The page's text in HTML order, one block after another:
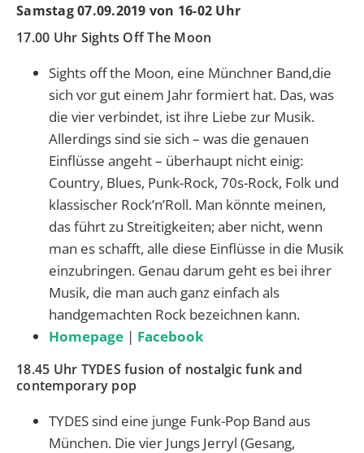
Samstag 07.09.2019 von 16-02 Uhr
17.00 Uhr Sights Off The Moon
Sights off the Moon, eine Münchner Band,die
sich vor gut einem Jahr formiert hat. Das, was
die vier verbindet, ist ihre Liebe zur Musik.
Allerdings sind sie sich – was die genauen
Einflüsse angeht – überhaupt nicht einig:
Country, Blues, Punk-Rock, 70s-Rock, Folk und
klassischer Rock’n’Roll. Man könnte meinen,
das führt zu Streitigkeiten; aber nicht, wenn
man es schafft, alle diese Einflüsse in die Musik
einzubringen. Genau darum geht es bei ihrer
Musik, die man auch ganz einfach als
handgemachten Rock bezeichnen kann.
Homepage | Facebook
18.45 Uhr TYDES fusion of nostalgic funk and
contemporary pop
TYDES sind eine junge Funk-Pop Band aus
München. Die vier Jungs Jerryl (Gesang,